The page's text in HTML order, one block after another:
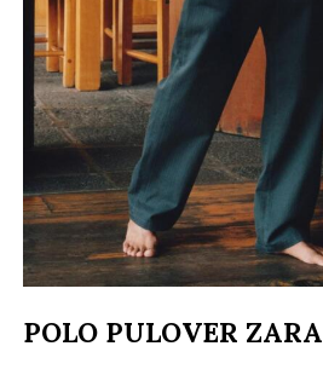
POLO PULOVER ZARA